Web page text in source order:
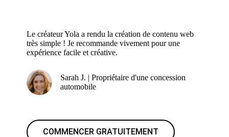
Le créateur Yola a rendu la création de contenu web
très simple ! Je recommande vivement pour une
expérience facile et créative.
Sarah J. | Propriétaire d'une concession
automobile
COMMENCER GRATUITEMENT